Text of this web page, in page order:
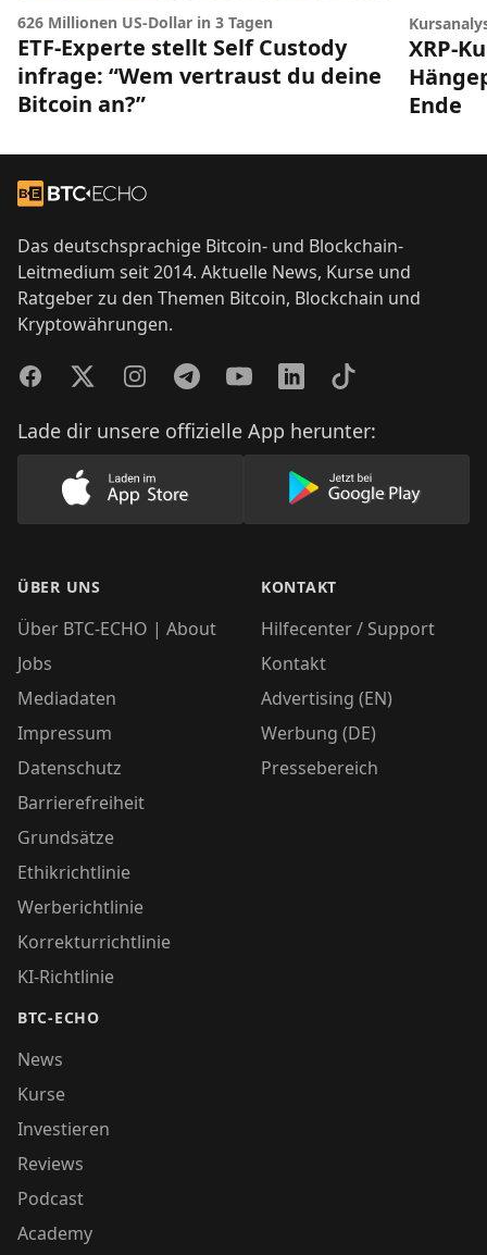
626 Millionen US-Dollar in 3 Tagen
ETF-Experte stellt Self Custody
infrage: “Wem vertraust du deine
Bitcoin an?”
XRP-
Ende
Zur Startseite
Das deutschsprachige Bitcoin- und Blockchain-
Leitmedium seit 2014. Aktuelle News, Kurse und
Ratgeber zu den Themen Bitcoin, Blockchain und
Kryptowährungen.
FacebookTwitterInstagramTelegramYouTubeLinkedInTikTok
Lade dir unsere offizielle App herunter:
Lade unsere App im AppStore herunter
Lade unsere
ÜBER UNS
Über BTC-ECHO | About
Jobs
Mediadaten
Impressum
Datenschutz
Barrierefreiheit
Grundsätze
Ethikrichtlinie
Werberichtlinie
Korrekturrichtlinie
KI-Richtlinie
BTC-ECHO
News
Kurse
Investieren
Reviews
Podcast
Academy
KONTAKT
Hilfecenter / Support
Kontakt
Advertising (EN)
Werbung (DE)
Pressebereich